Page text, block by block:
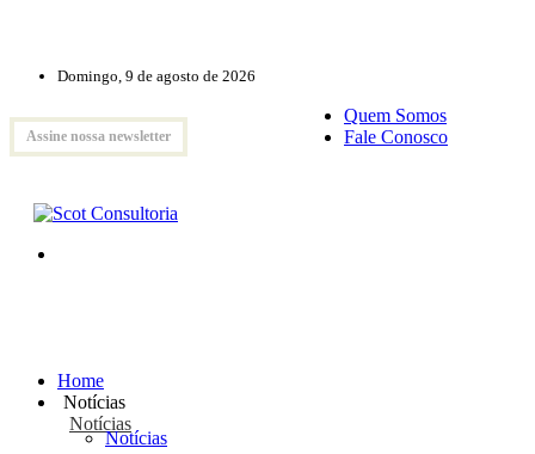
Domingo, 9 de agosto de 2026
Assine nossa newsletter
Quem Somos
Fale Conosco
Home
Notícias
Notícias
Notícias